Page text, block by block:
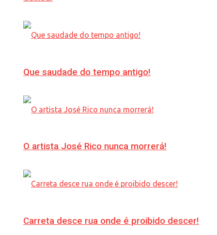
Que saudade do tempo antigo!
O artista José Rico nunca morrerá!
Carreta desce rua onde é proibido descer!